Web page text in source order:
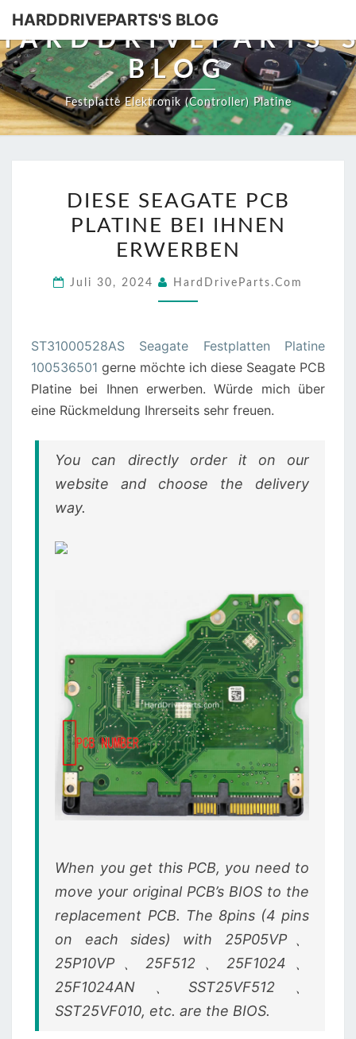
HARDDRIVEPARTS'S BLOG
BLOG
Festplatte Elektronik (Controller) Platine
SEAGATE
PCB
PLATINE
IHNEN
DIESE SEAGATE PCB
PLATINE BEI IHNEN
ERWERBEN
Juli 30, 2024 HardDriveParts.com
ST31000528AS Seagate Festplatten Platine
100536501 gerne möchte ich diese Seagate PCB
Platine bei Ihnen erwerben. Würde mich über
eine Rückmeldung Ihrerseits sehr freuen.
You can directly order it on our
website and choose the delivery
way.
When you get this PCB, you need to
move your original PCB’s BIOS to the
replacement PCB. The 8pins (4 pins
on each sides) with 25P05VP、
25P10VP、25F512、25F1024、
25F1024AN、SST25VF512、
SST25VF010, etc. are the BIOS.